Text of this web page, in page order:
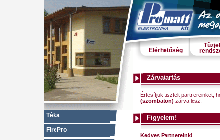
Téka
FirePro
Elérhetőség
Zárvatartás
Értesítjük tisztelt partnereinket,
(szombaton) zárva lesz.
Figyelem!
Kedves Partnereink!